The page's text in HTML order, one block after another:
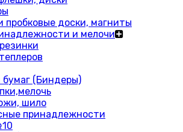
пробковые доски, магниты
и мелочи
(Биндеры)
шило
принадлежности